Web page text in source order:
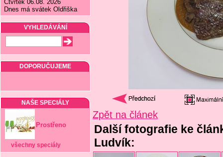
Čtvrtek 06.08. 2026
Dnes má svátek Oldřiška
VYHLEDÁVÁNÍ
DOPORUČUJEME
NAŠE SPECIÁLY
Prostřeno
všechny speciály
Zpět na článek
Další fotografie ke
Ludvík: